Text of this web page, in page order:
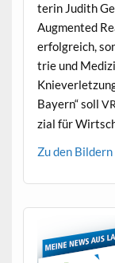
terin Judith
Aug­ment­ed
erfol­gre­ich,
trie und
Bay­ern“ soll VR
zial für
Zu den